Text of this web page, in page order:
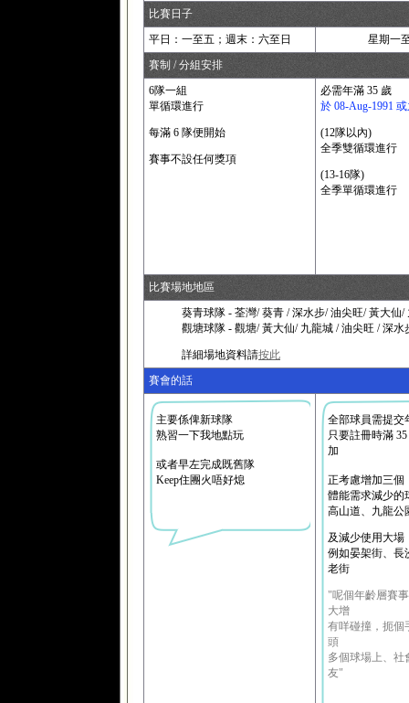
比賽日子
平日：一至五；週末：六至日
星期一
賽制 / 分組安排
6隊一組
單循環進行
每滿 6 隊便開始
賽事不設任何獎項
必需年滿 35 歲
於 08-Aug-1991
(12隊以內)
全季雙循環進行
(13-16隊)
全季單循環進行
比賽場地地區
葵青球隊 - 荃灣/ 葵青 / 深水步/ 油尖旺/ 黃大仙/
觀塘球隊 - 觀塘/ 黃大仙/ 九龍城 / 油尖旺 / 深水
詳細場地資料請按此
賽會的話
主要係俾新球隊
熟習一下我地點玩
或者早左完成既舊隊
Keep住團火唔好熄
全部球員需提交
只要註冊時滿
加
正考慮增加三個
體能需求減少的
高山道、九龍公
及減少使用大場
例如晏架街、長
老街
"呢個年齡層賽
大增
有咩碰撞，扼個
頭
多個球場上、社
友"